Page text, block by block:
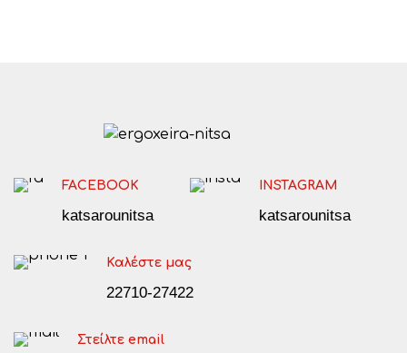
FACEBOOK
katsarounitsa
INSTAGRAM
katsarounitsa
Καλέστε μας
22710-27422
Στείλτε email